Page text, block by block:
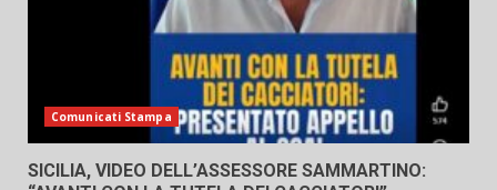
Comunicati Stampa
SICILIA, VIDEO DELL’ASSESSORE SAMMARTINO: